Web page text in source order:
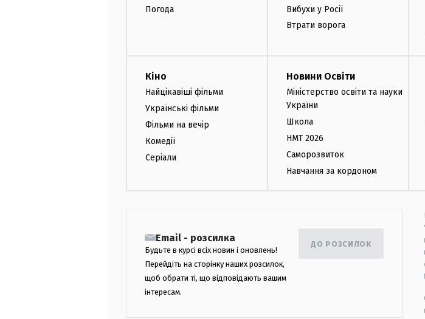
Погода
Вибухи у Росії
Втрати ворога
Кіно
Найцікавіші фільми
Українські фільми
Фільми на вечір
Комедії
Серіали
Новини Освіти
Міністерство освіти та науки
України
Школа
НМТ 2026
Саморозвиток
Навчання за кордоном
Email - розсилка
Будьте в курсі всіх новин і оновлень!
Перейдіть на сторінку наших розсилок,
щоб обрати ті, що відповідають вашим
інтересам.
ДО РОЗСИЛОК